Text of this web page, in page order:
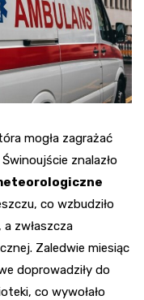
mogła zagrażać
znalazło
co wzbudziło
zwłaszcza
Zaledwie miesiąc
doprowadziły do
co wywołało